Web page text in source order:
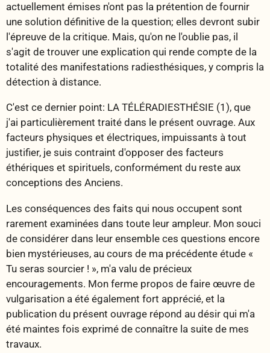
actuellement émises n'ont pas la prétention de fournir
une solution définitive de la question; elles devront subir
l'épreuve de la critique. Mais, qu'on ne l'oublie pas, il
s'agit de trouver une explication qui rende compte de la
totalité des manifestations radiesthésiques, y compris la
détection à distance.
C'est ce dernier point: LA TÉLÉRADIESTHÉSIE (1), que
j'ai particulièrement traité dans le présent ouvrage. Aux
facteurs physiques et électriques, impuissants à tout
justifier, je suis contraint d'opposer des facteurs
éthériques et spirituels, conformément du reste aux
conceptions des Anciens.
Les conséquences des faits qui nous occupent sont
rarement examinées dans toute leur ampleur. Mon souci
de considérer dans leur ensemble ces questions encore
bien mystérieuses, au cours de ma précédente étude «
Tu seras sourcier ! », m'a valu de précieux
encouragements. Mon ferme propos de faire œuvre de
vulgarisation a été également fort apprécié, et la
publication du présent ouvrage répond au désir qui m'a
été maintes fois exprimé de connaître la suite de mes
travaux.